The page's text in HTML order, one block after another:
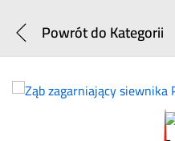
Powrót doKategorii